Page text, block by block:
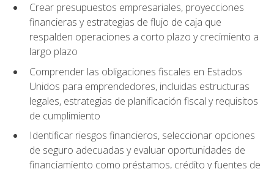
Crear presupuestos empresariales, proyecciones
financieras y estrategias de flujo de caja que
respalden operaciones a corto plazo y crecimiento a
largo plazo
Comprender las obligaciones fiscales en Estados
Unidos para emprendedores, incluidas estructuras
legales, estrategias de planificación fiscal y requisitos
de cumplimiento
Identificar riesgos financieros, seleccionar opciones
de seguro adecuadas y evaluar oportunidades de
financiamiento como préstamos, crédito y fuentes de